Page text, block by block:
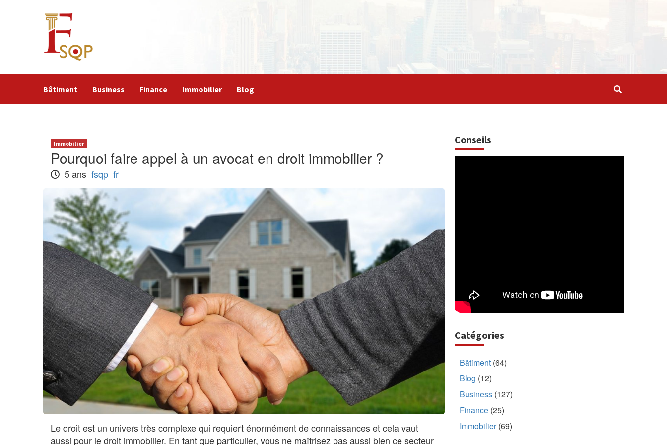
Bâtiment Business Finance Immobilier Blog
Immobilier
Pourquoi faire appel à un avocat en droit immobilier ?
5 ans fsqp_fr
Le droit est un univers très complexe qui requiert énormément de connaissances et cela vaut
aussi pour le droit immobilier. En tant que particulier, vous ne maîtrisez pas aussi bien ce secteur
Conseils
Catégories
Bâtiment (64)
Blog (12)
Business (127)
Finance (25)
Immobilier(69)